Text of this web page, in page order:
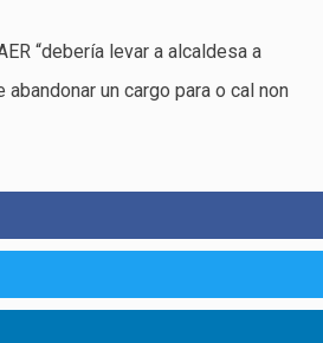
“debería levar a alcaldesa a
abandonar un cargo para o cal non